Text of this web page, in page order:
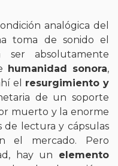
analógica del
toma de sonido el
absolutamente
humanidad sonora,
el resurgimiento y
de un soporte
muerto y la enorme
de lectura y cápsulas
el mercado. Pero
hay un elemento